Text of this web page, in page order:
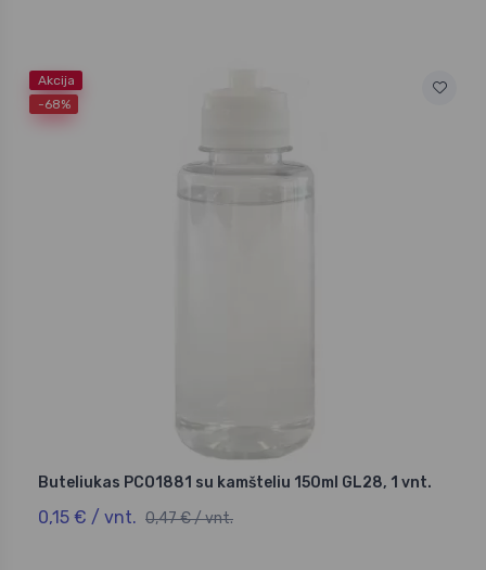
Akcija
-68%
Buteliukas PCO1881 su kamšteliu 150ml GL28, 1 vnt.
0,15 € / vnt. 0,47 € / vnt.